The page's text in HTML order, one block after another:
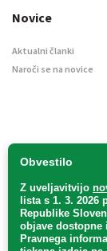
Obvestilo
Z uveljavitvijo
lista s 1. 3. 2026
Republike
objave
Pravnega
Novice
Aktualni članki
Naroči se na novice
Uradni list d. o. o. – v